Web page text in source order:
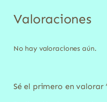
Valoraciones
No hay valoraciones aún.
Sé el primero en